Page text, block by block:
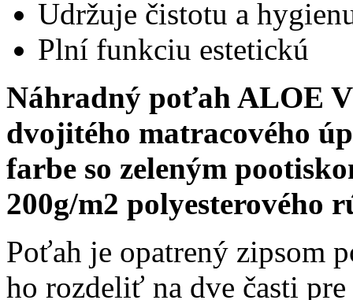
Udržuje čistotu a
Plní funkciu estetickú
Náhradný poťah ALOE
dvojitého matracového
farbe so zeleným
200g/m2 polyesterového
Poťah je opatrený zipsom
ho rozdeliť na dve časti